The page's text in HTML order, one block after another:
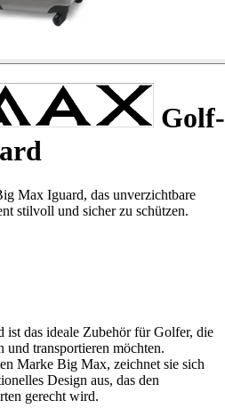
Golf-
Max Iguard, das unverzichtbare
stilvoll und sicher zu schützen.
das ideale Zubehör für Golfer, die
und transportieren möchten.
Marke Big Max, zeichnet sie sich
Design aus, das den
gerecht wird.